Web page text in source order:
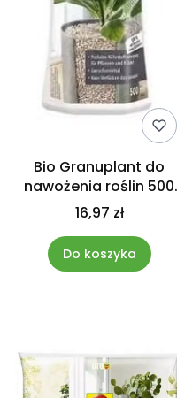
Bio Granuplant do
nawożenia roślin 500
ml Compo
16,97 zł
Do koszyka